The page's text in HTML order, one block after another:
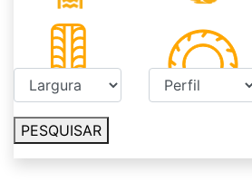
PESQUISAR